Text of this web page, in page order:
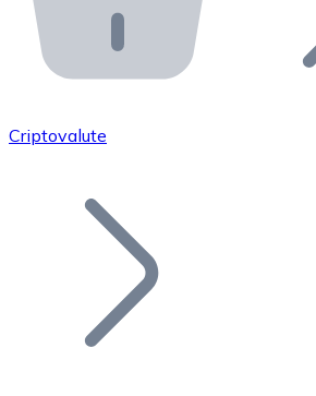
API Bitnovo
Integra la nostra API nel tuo
Unisciti alla nostra rete di
Aggiungi il token del tuo
Criptovalute